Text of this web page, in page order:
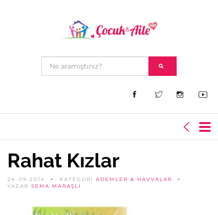
Rahat Kızlar
24-09-2014 KATEGORİ ADEMLER & HAVVALAR
YAZAR SEMA MARAŞLI